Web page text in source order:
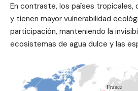
En contraste, los países tropicales,
y tienen mayor vulnerabilidad
participación, manteniendo la
ecosistemas de agua dulce y las